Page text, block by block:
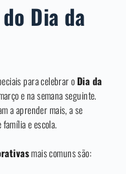
Dia da
para celebrar o Dia da
e na semana seguinte.
a aprender mais, a se
e escola.
mais comuns são: